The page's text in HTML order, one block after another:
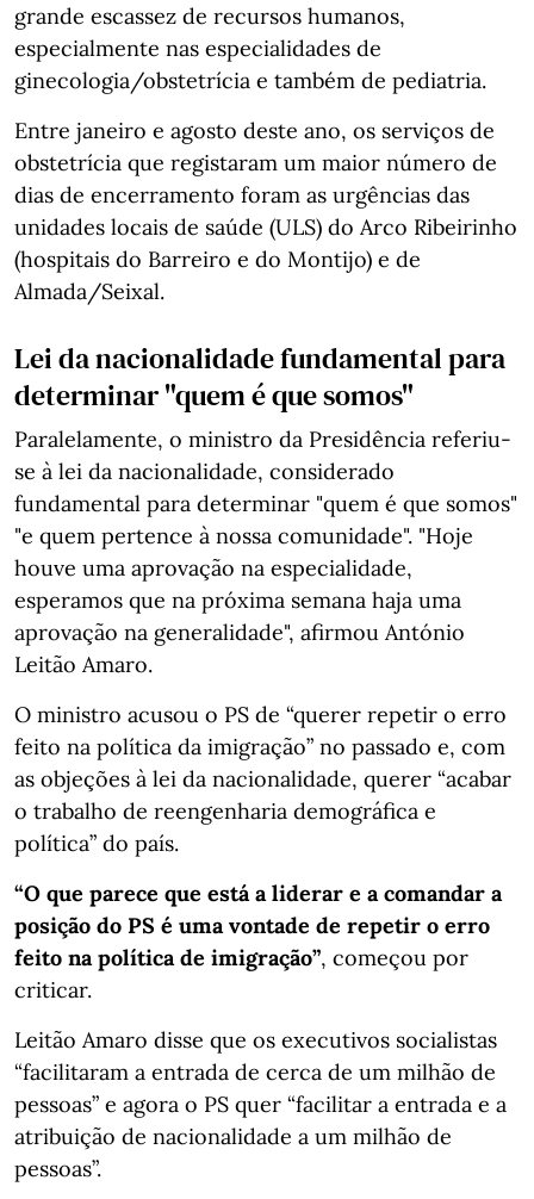
grande escassez de recursos humanos,
especialmente nas especialidades de
ginecologia/obstetrícia e também de pediatria.
Entre janeiro e agosto deste ano, os serviços de
obstetrícia que registaram um maior número de
dias de encerramento foram as urgências das
unidades locais de saúde (ULS) do Arco Ribeirinho
(hospitais do Barreiro e do Montijo) e de
Almada/Seixal.
Lei da nacionalidade fundamental para
determinar "quem é que somos"
Paralelamente, o ministro da Presidência referiu-
se à lei da nacionalidade, considerado
fundamental para determinar "quem é que somos"
"e quem pertence à nossa comunidade". "Hoje
houve uma aprovação na especialidade,
esperamos que na próxima semana haja uma
aprovação na generalidade", afirmou António
Leitão Amaro.
O ministro acusou o PS de “querer repetir o erro
feito na política da imigração” no passado e, com
as objeções à lei da nacionalidade, querer “acabar
o trabalho de reengenharia demográfica e
política” do país.
“O que parece que está a liderar e a comandar a
posição do PS é uma vontade de repetir o erro
feito na política de imigração”, começou por
criticar.
Leitão Amaro disse que os executivos socialistas
“facilitaram a entrada de cerca de um milhão de
pessoas” e agora o PS quer “facilitar a entrada e a
atribuição de nacionalidade a um milhão de
pessoas”.